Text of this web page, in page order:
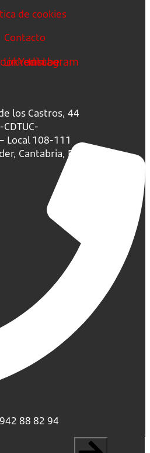
de cookies
Contacto
Linkedin
Youtube
Instagram
los Castros, 44
-CDTUC-
Local 108-111
Cantabria, España.
88 82 94